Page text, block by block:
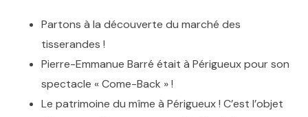
Partons à la découverte du marché des
tisserandes !
Pierre-Emmanue Barré était à Périgueux pour son
spectacle « Come-Back » !
Le patrimoine du mîme à Périgueux ! C’est l’objet